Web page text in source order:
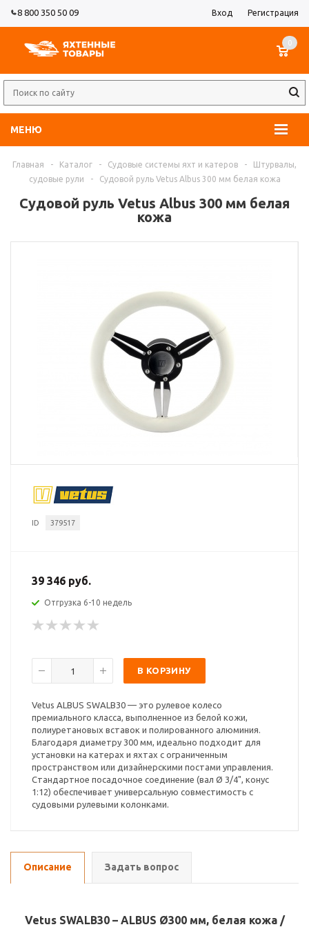
8 800 350 50 09 Вход Регистрация
МЕНЮ
0
Главная - Каталог - Судовые системы яхт и катеров -
Штурвалы,
судовые рули
- Судовой руль Vetus Albus 300 мм белая кожа
Судовой руль Vetus Albus 300 мм белая
кожа
ID 379517
39 346 руб.
Отгрузка 6-10 недель
В КОРЗИНУ
Vetus ALBUS SWALB30 — это рулевое колесо
премиального класса, выполненное из белой кожи,
полиуретановых вставок и полированного алюминия.
Благодаря диаметру 300 мм, идеально подходит для
установки на катерах и яхтах с ограниченным
пространством или дизайнерскими постами управления.
Стандартное посадочное соединение (вал Ø 3/4", конус
1:12) обеспечивает универсальную совместимость с
судовыми рулевыми колонками.
Описание Задать вопрос
Vetus SWALB30 – ALBUS Ø300 мм, белая кожа /